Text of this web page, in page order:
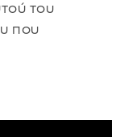
του
που